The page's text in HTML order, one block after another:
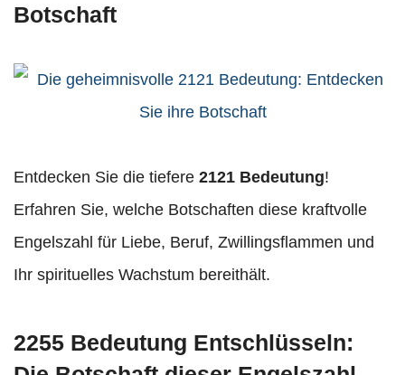
Botschaft
Entdecken Sie die tiefere 2121 Bedeutung!
Erfahren Sie, welche Botschaften diese kraftvolle
Engelszahl für Liebe, Beruf, Zwillingsflammen und
Ihr spirituelles Wachstum bereithält.
2255 Bedeutung Entschlüsseln: